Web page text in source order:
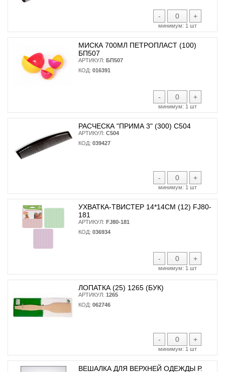
- +
минимум: 1 шт
МИСКА 700МЛ ПЕТРОПЛАСТ (100)
БП507
АРТИКУЛ: БП507
КОД: 016391
- +
минимум: 1 шт
РАСЧЕСКА "ПРИМА 3" (300) С504
АРТИКУЛ: С504
КОД: 039427
- +
минимум: 1 шт
УХВАТКА-ТВИСТЕР 14*14СМ (12) FJ80-
181
АРТИКУЛ: FJ80-181
КОД: 036934
- +
минимум: 1 шт
ЛОПАТКА (25) 1265 (БУК)
АРТИКУЛ: 1265
КОД: 062746
- +
минимум: 1 шт
ВЕШАЛКА ДЛЯ ВЕРХНЕЙ ОДЕЖДЫ Р.